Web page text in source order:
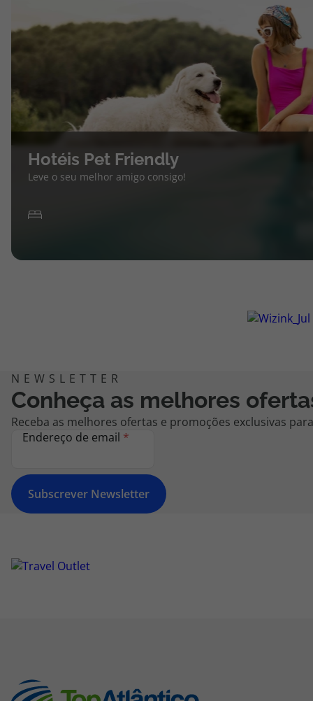
Hotéis Pet Friendly
Leve o seu melhor amigo consigo!
Conheça as melhores
Receba as melhores ofertas e promoções exclusivas
Endereço de email *
Subscrever Newsletter